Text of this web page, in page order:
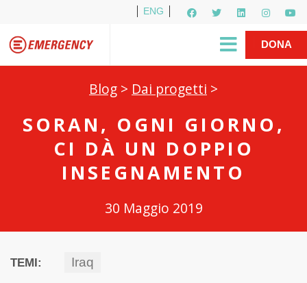
ENG
R1PUD1A
DONA
Blog > Dai progetti >
SORAN, OGNI GIORNO,
CI DÀ UN DOPPIO
INSEGNAMENTO
30 Maggio 2019
TEMI: Iraq